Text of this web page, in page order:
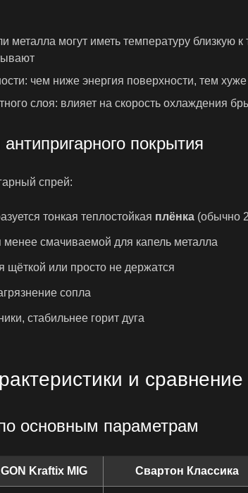
металла могут иметь температуру близкую
чем ниже энергия поверхности, тем
слоя: влияет на скорость охлаждения
покрытия
спрей:
тонкая теплостойкая плёнка (обычно
менее смачиваемой для капель металла
щёткой или просто не держатся
сопла
стабильнее горит дуга
и
основным параметрам
Kraftix MIG Свартон Классика